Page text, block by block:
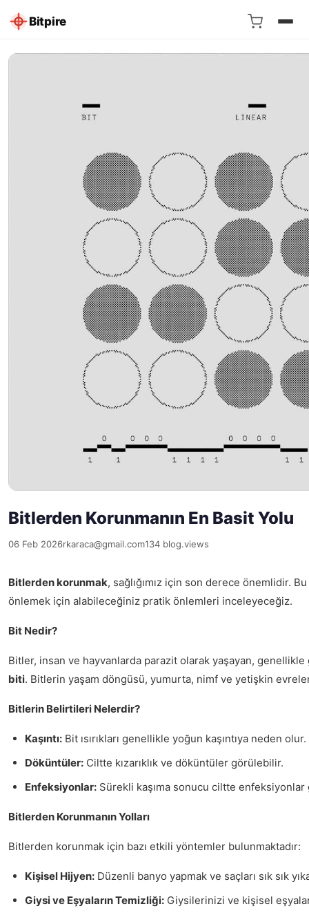
Bitpire
Bitlerden Korunmanın En Basit Yolu
06 Feb 2026rkaraca@gmail.com134 blog.views
Bitlerden korunmak, sağlığımız için son derece önemlidir.
önlemek için alabileceğiniz pratik önlemleri inceleyeceğiz.
Bit Nedir?
Bitler, insan ve hayvanlarda parazit olarak yaşayan,
biti. Bitlerin yaşam döngüsü, yumurta, nimf ve yetişkin
Bitlerin Belirtileri Nelerdir?
Kaşıntı: Bit ısırıkları genellikle yoğun kaşıntıya neden olur.
Döküntüler: Ciltte kızarıklık ve döküntüler görülebilir.
Enfeksiyonlar: Sürekli kaşıma sonucu ciltte
Bitlerden Korunmanın Yolları
Bitlerden korunmak için bazı etkili yöntemler bulunmaktadır:
Kişisel Hijyen: Düzenli banyo yapmak ve saçları sık sık
Giysi ve Eşyaların Temizliği: Giysilerinizi ve kişisel